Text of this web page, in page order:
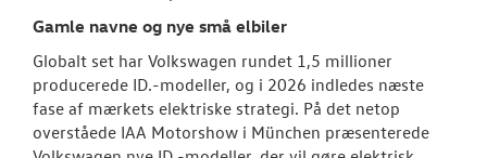
Gamle navne og nye små elbiler
Globalt set har Volkswagen rundet 1,5 millioner
producerede ID.-modeller, og i 2026 indledes næste
fase af mærkets elektriske strategi. På det netop
overståede IAA Motorshow i München præsenterede